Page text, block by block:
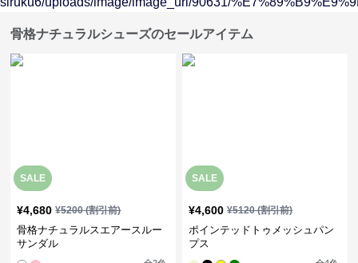
骨格ナチュラルシューズのセールアイテム
SALE
¥4,680 ¥5200(割引前)
骨格ナチュラルスエアースルー
サンダル
SALE
¥4,600 ¥5120(割引前)
ポインテッドトゥメッシュパン
プス